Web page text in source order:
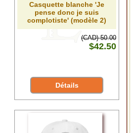
Casquette blanche 'Je
pense donc je suis
complotiste' (modèle 2)
(CAD) 50.00
$42.50
Détails